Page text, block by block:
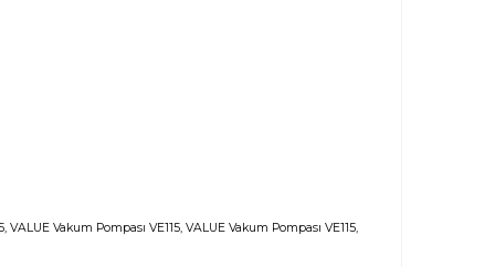
Vakum Pompası VE115, VALUE Vakum Pompası VE115,